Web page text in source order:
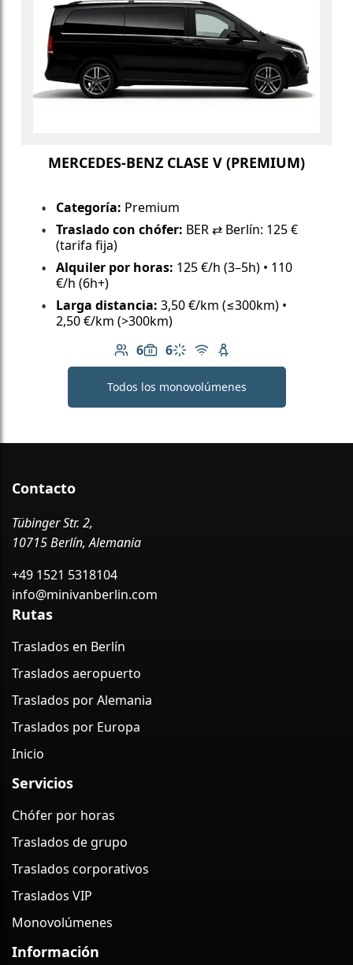
MERCEDES-BENZ CLASE V (PREMIUM)
Categoría: Premium
Traslado con chófer: BER ⇄ Berlín: 125 €
(tarifa fija)
Alquiler por horas: 125 €/h (3–5h) • 110
€/h (6h+)
Larga distancia: 3,50 €/km (≤300km) •
2,50 €/km (>300km)
6
Número de pasajeros: 6
6
Capacidad de equipaje: 6
Aire acondicionado
Wi-Fi gratuito
Asiento infantil
Todos los monovolúmenes
Contacto
Tübinger Str. 2,
10715 Berlín, Alemania
+49 1521 5318104
info@minivanberlin.com
Rutas
Traslados en Berlín
Traslados aeropuerto
Traslados por Alemania
Traslados por Europa
Inicio
Servicios
Chófer por horas
Traslados de grupo
Traslados corporativos
Traslados VIP
Monovolúmenes
Información